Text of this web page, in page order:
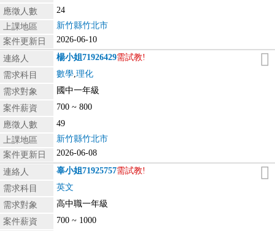
應徵人數
24
上課地區
新竹縣竹北市
案件更新日
2026-06-10
連絡人 楊小姐71926429需試教!
需求科目
數學 理化
需求對象
國中一年級
案件薪資
700 ~ 800
應徵人數
49
上課地區
新竹縣竹北市
案件更新日
2026-06-08
連絡人 辜小姐71925757需試教!
需求科目
英文
需求對象
高中職一年級
案件薪資
700 ~ 1000